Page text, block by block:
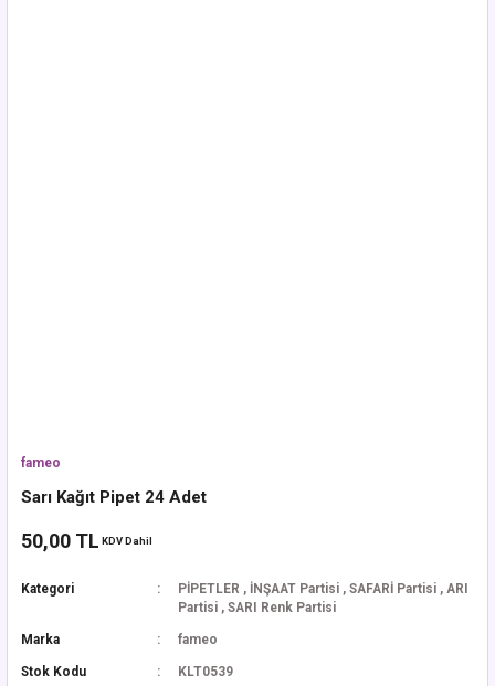
fameo
Sarı Kağıt Pipet 24 Adet
50,00 TL KDV Dahil
Kategori PİPETLER , İNŞAAT Partisi , SAFARİ Partisi , ARI
Partisi , SARI Renk Partisi
Marka fameo
Stok Kodu KLT0539